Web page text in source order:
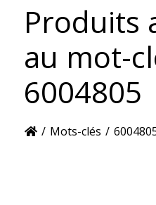
Produits
au mot-
6004805
/ Mots-clés /